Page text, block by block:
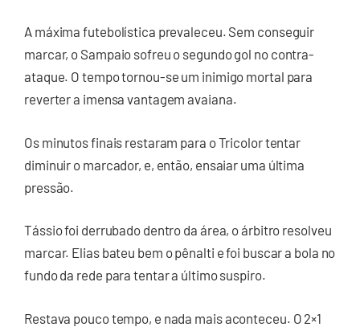
A máxima futebolística prevaleceu. Sem conseguir
marcar, o Sampaio sofreu o segundo gol no contra-
ataque. O tempo tornou-se um inimigo mortal para
reverter a imensa vantagem avaiana.
Os minutos finais restaram para o Tricolor tentar
diminuir o marcador, e, então, ensaiar uma última
pressão.
Tássio foi derrubado dentro da área, o árbitro resolveu
marcar. Elias bateu bem o pênalti e foi buscar a bola no
fundo da rede para tentar a último suspiro.
Restava pouco tempo, e nada mais aconteceu. O 2×1